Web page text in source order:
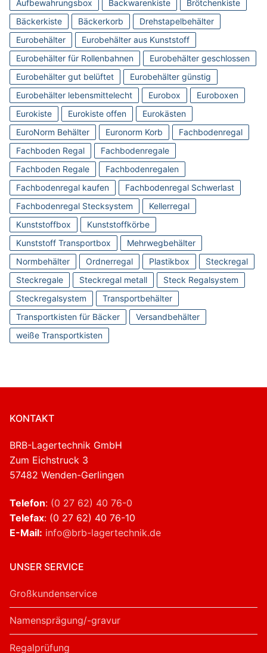
Aufbewahrungsbox Backwarenkiste
Brötchenkiste
Bäckerkiste
Bäckerkorb
Drehstapelbehälter
Eurobehälter
Eurobehälter aus Kunststoff
Eurobehälter für Rollenbahnen
Eurobehälter geschlossen
Eurobehälter gut belüftet
Eurobehälter günstig
Eurobehälter lebensmittelecht
Eurobox
Euroboxen
Eurokiste
Eurokiste offen
Eurokästen
EuroNorm Behälter
Euronorm Korb
Fachbodenregal
Fachboden Regal
Fachbodenregale
Fachboden Regale
Fachbodenregalen
Fachbodenregal kaufen
Fachbodenregal Schwerlast
Fachbodenregal Stecksystem
Kellerregal
Kunststoffbox
Kunststoffkörbe
Kunststoff Transportbox
Mehrwegbehälter
Normbehälter
Ordnerregal Plastikbox
Steckregal
Steckregale
Steckregal metall
Steck Regalsystem
Steckregalsystem
Transportbehälter
Transportkisten für Bäcker
Versandbehälter
weiße Transportkisten
KONTAKT
BRB-Lagertechnik GmbH
Zum Eichstruck 3
57482 Wenden-Gerlingen
Telefon: (0 27 62) 40 76-0
Telefax: (0 27 62) 40 76-10
E-Mail: info@brb-lagertechnik.de
UNSER SERVICE
Großkundenservice
Namensprägung/-gravur
Regalprüfung